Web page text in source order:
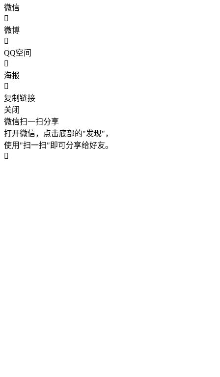
微信
微博
QQ空间
海报
复制链接
关闭
微信扫一扫分享
打开微信，点击底部的"发现"，
使用"扫一扫"即可分享给好友。